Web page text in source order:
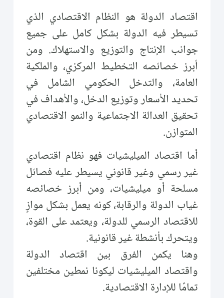
اقتصاد الدولة هو النظام الاقتصادي الذي
تسيطر فيه الدولة بشكل كامل على جميع
جوانب الإنتاج والتوزيع والاستهلاك. ومن
أبرز خصائصه التخطيط المركزي، والملكية
العامة، والتدخل الحكومي الشامل في
تحديد الأسعار وتوزيع الدخل، والأهداف في
تحقيق العدالة الاجتماعية والنمو الاقتصادي
المتوازن.
أما اقتصاد الميليشيات فهو نظام اقتصادي
غير رسمي وغير قانوني يسيطر عليه فصائل
مسلحة أو ميليشيات، ومن أبرز خصائصه
غياب الدولة والرقابة، كونه يعمل بشكل موازٍ
للاقتصاد الرسمي للدولة، ويعتمد على القوة،
ويتحرك بأنشطة غير قانونية.
وهنا يكمن الفرق بين اقتصاد الدولة
واقتصاد الميليشيات ليكونا نمطين مختلفين
تمامًا للإدارة الاقتصادية.